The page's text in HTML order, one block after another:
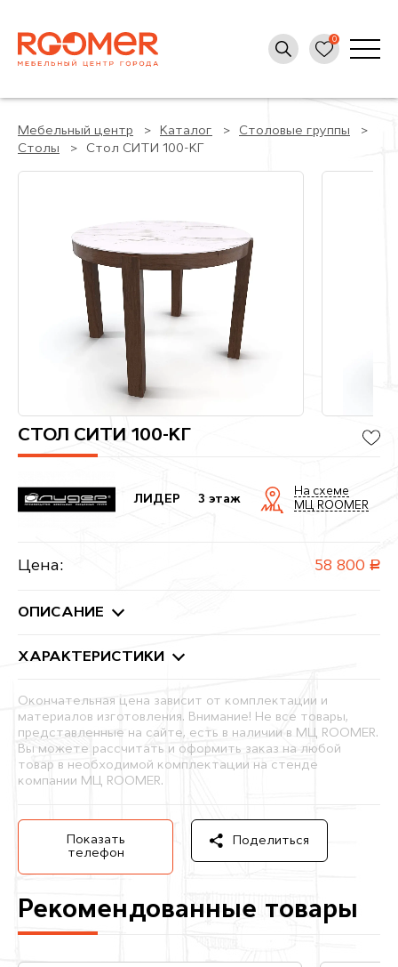
Мебельный центр Каталог
Столовые группы
Столы
Стол СИТИ 100-КГ
СТОЛ СИТИ 100-КГ
ЛИДЕР 3 этаж
На схеме
МЦ ROOMER
Цена: 58 800 руб.
ОПИСАНИЕ
ХАРАКТЕРИСТИКИ
Окончательная цена зависит от комплектации и
материалов изготовления. Внимание! Не все товары,
представленные на сайте, есть в наличии в МЦ ROOMER.
Вы можете рассчитать и оформить заказ на любой
товар в необходимой комплектации на стенде
компании МЦ ROOMER.
Показать
телефон
Поделиться
Рекомендованные товары